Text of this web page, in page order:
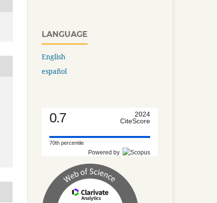
LANGUAGE
English
español
0.7
2024
CiteScore
70th percentile
Powered by